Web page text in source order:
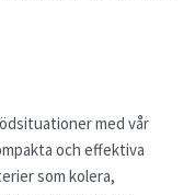
med vår
och effektiva
som kolera,